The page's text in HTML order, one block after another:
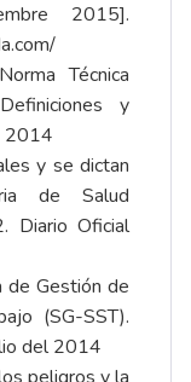
2015].
Técnica
y
2014
y se dictan
de Salud
Diario Oficial
Gestión de
(SG-SST).
del 2014